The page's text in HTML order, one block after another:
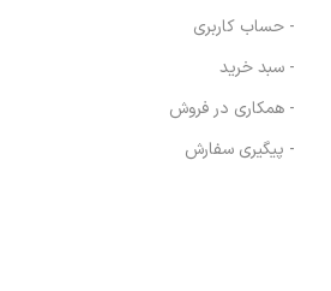
- حساب کاربری
- سبد خرید
- همکاری در فروش
- پیگیری سفارش